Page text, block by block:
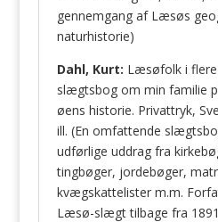
gennemgang af Læsøs
naturhistorie)
Dahl, Kurt: Læsøfolk i flere
slægtsbog om min familie
øens historie. Privattryk,
ill. (En omfattende
udførlige uddrag fra
tingbøger, jordebøger,
kvægskattelister m.m.
Læsø-slægt tilbage fra